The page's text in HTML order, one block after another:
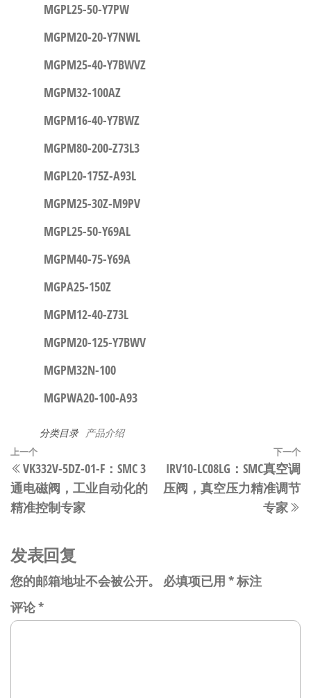
MGPL25-50-Y7PW
MGPM20-20-Y7NWL
MGPM25-40-Y7BWVZ
MGPM32-100AZ
MGPM16-40-Y7BWZ
MGPM80-200-Z73L3
MGPL20-175Z-A93L
MGPM25-30Z-M9PV
MGPL25-50-Y69AL
MGPM40-75-Y69A
MGPA25-150Z
MGPM12-40-Z73L
MGPM20-125-Y7BWV
MGPM32N-100
MGPWA20-100-A93
分类目录 产品介绍
文
章
导
上
一
篇
文
上一个
VK332V-5DZ-01-F：SMC 3
通电磁阀，工业自动化的
精准控制专家
下一个
IRV10-LC08LG：SMC真空调
压阀，真空压力精准调节
专家
发表回复
您的邮箱地址不会被公开。 必填项已用 *标注
评论*